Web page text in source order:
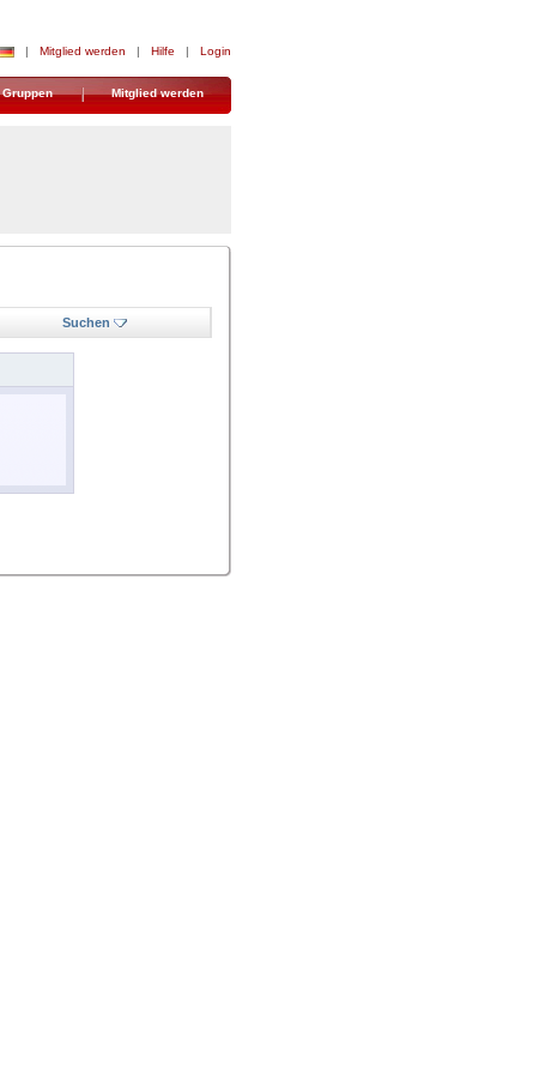
| Mitglied werden | Hilfe | Login
Gruppen Mitglied werden
Suchen